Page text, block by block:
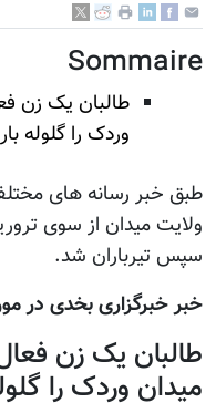
Sommaire
طالبان یک زن
وردک را گلوله
طبق خبر رسانه های
ولایت میدان از سوی
سپس تیرباران شد.
خبر خبرگزاری بخدی در
طالبان یک زن
میدان وردک را